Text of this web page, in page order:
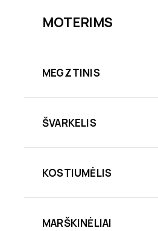
MOTERIMS
MEGZTINIS
ŠVARKELIS
KOSTIUMĖLIS
MARŠKINĖLIAI